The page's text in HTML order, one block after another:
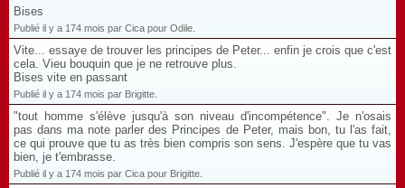
Bises
Publié il y a 174 mois par Cica pour Odile.
Vite... essaye de trouver les principes de Peter... enfin je crois que c'est
cela. Vieu bouquin que je ne retrouve plus.
Bises vite en passant
Publié il y a 174 mois par Brigitte.
"tout homme s'élève jusqu'à son niveau d'incompétence". Je n'osais
pas dans ma note parler des Principes de Peter, mais bon, tu l'as fait,
ce qui prouve que tu as très bien compris son sens. J'espère que tu vas
bien, je t'embrasse.
Publié il y a 174 mois par Cica pour Brigitte.